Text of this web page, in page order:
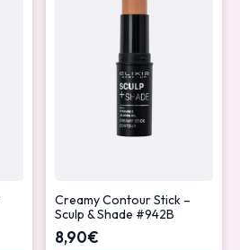
Creamy Contour Stick –
Sculp & Shade #942B
8,90€